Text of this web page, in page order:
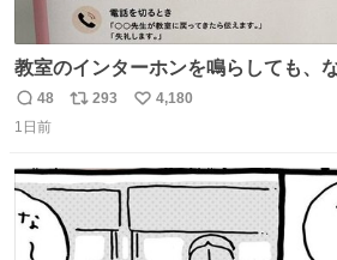
教室のインターホンを鳴らしても、
とがあります…。 もしかすると「電話の出方」に困ってい
るのかもしれません。 そこで「何を
す。 インターホンの応対も大切なコミュニケーションの学
びです。
返
信
48
リ
ト
293
い
数
4,180
1日前